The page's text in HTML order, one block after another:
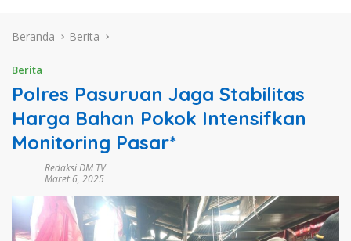
Beranda Berita
Berita
Polres Pasuruan Jaga Stabilitas
Harga Bahan Pokok Intensifkan
Monitoring Pasar*
Redaksi DM TV
Maret 6, 2025